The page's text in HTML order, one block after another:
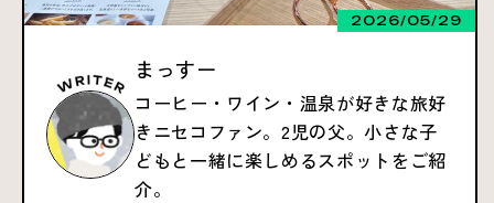
2026/05/29
まっすー
コーヒー・ワイン・温泉が好きな旅好
きニセコファン。2児の父。小さな子
どもと一緒に楽しめるスポットをご紹
介。